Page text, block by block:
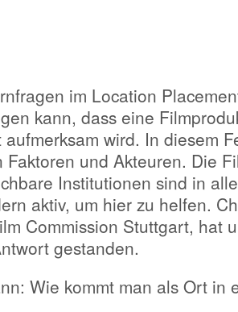
im Location
kann, dass eine
wird. In diesem
Faktoren und Akteuren. Die
Institutionen sind in
aktiv, um hier zu helfen.
Commission Stuttgart, hat
gestanden.
Wie kommt man als Ort in